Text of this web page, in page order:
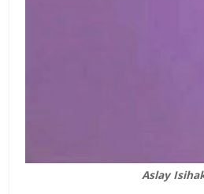
Aslay